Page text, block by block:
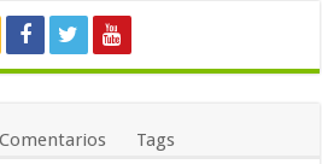
Comentarios Tags